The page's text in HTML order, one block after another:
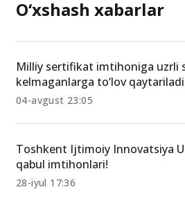
O‘xshash xabarlar
kelmaganlarga to‘lov qaytariladi
04-avgust 23:05